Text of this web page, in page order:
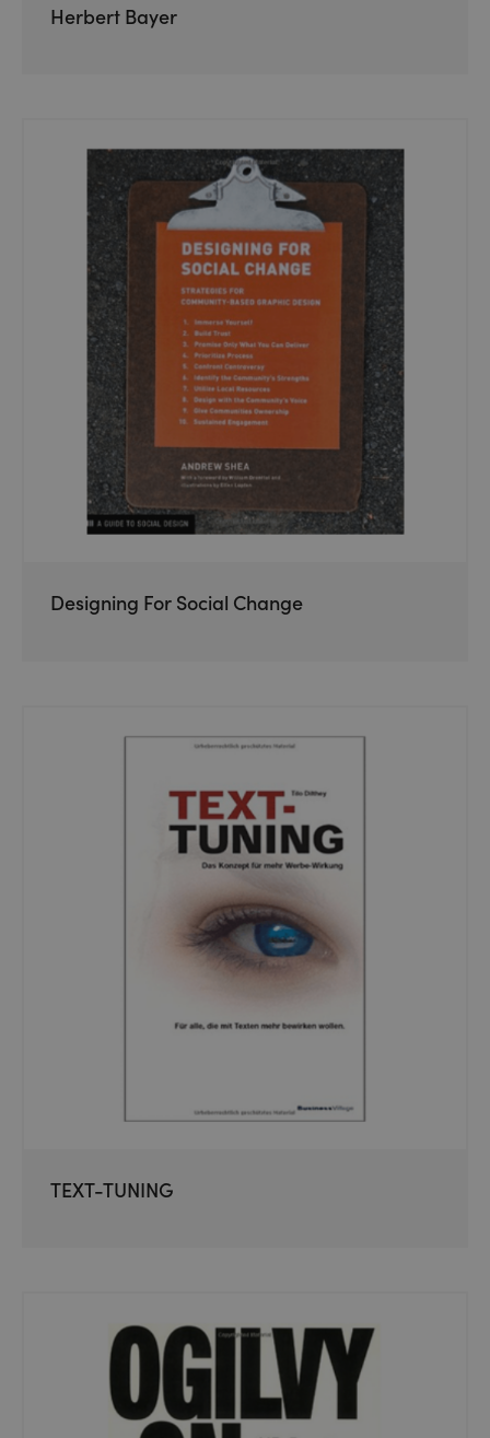
Herbert Bayer
Designing For Social Change
TEXT-TUNING